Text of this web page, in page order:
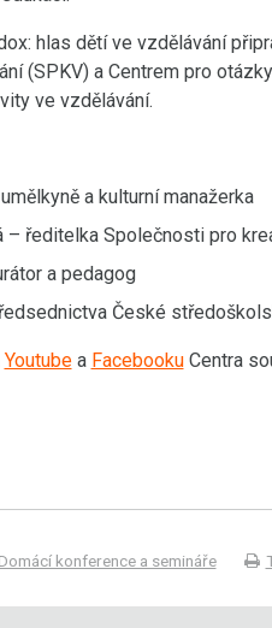
hlas dětí ve vzdělávání
(SPKV) a Centrem pro
ve vzdělávání.
a kulturní manažerka
– ředitelka Společnosti pro
a pedagog
České
Youtubea FacebookuCentra
Domácí konference a semináře